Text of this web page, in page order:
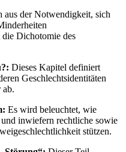
der Notwendigkeit, sich
die Dichotomie des
Dieses Kapitel definiert
Geschlechtsidentitäten
ab.
Es wird beleuchtet, wie
inwiefern rechtliche sowie
stützen.